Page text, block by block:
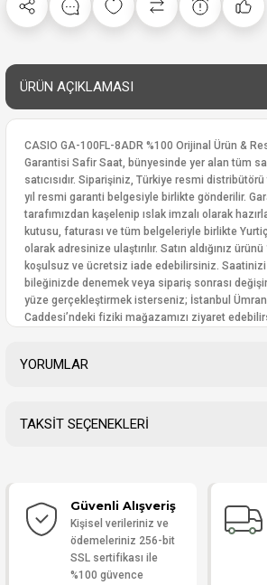
ÜRÜN AÇIKLAMASI
CASIO GA-100FL-8ADR %100 Orijinal Ürün &
Garantisi Safir Saat, bünyesinde yer alan tüm
satıcısıdır. Siparişiniz, Türkiye resmi
yıl resmi garanti belgesiyle birlikte gönderilir.
tarafımızdan kaşelenip ıslak imzalı olarak
kutusu, faturası ve tüm belgeleriyle birlikte
olarak adresinize ulaştırılır. Satın aldığınız
koşulsuz ve ücretsiz iade edebilirsiniz. Saatinizi
bileğinizde denemek veya sipariş sonrası
yüze gerçekleştirmek isterseniz; İstanbul
Caddesi’ndeki fiziki mağazamızı ziyaret
YORUMLAR
Yorum Yaz
TAKSİT SEÇENEKLERİ
Güvenli Alışveriş
Kişisel verileriniz ve
ödemeleriniz 256-bit
SSL sertifikası ile
%100 güvence